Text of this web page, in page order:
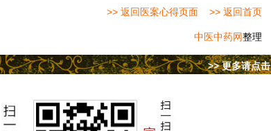
>> 返回医案心得页面 >> 返回首页
中医中药网整理
>> 更多请点击